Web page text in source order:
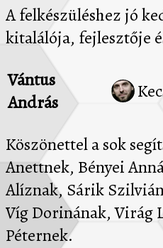
A felkészüléshez jó
kitalálója, fejlesztője
Vántus
András
Köszönettel a sok
Anettnek, Bényei
Alíznak, Sárik
Víg Dorinának, Virág
Péternek.